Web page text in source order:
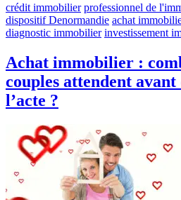
crédit immobilier professionnel de
dispositif Denormandie achat
diagnostic immobilier investissement
Achat immobilier :
couples attendent avant
l’acte ?